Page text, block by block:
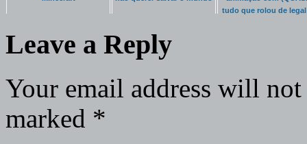
tudo que rolou de legal
Leave a Reply
Your email address will
marked *